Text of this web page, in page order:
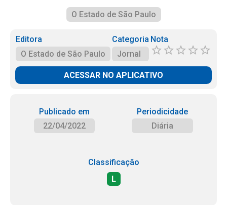
O Estado de São Paulo
Editora
O Estado de São Paulo
Categoria
Jornal
Nota
ACESSAR NO APLICATIVO
Publicado em
22/04/2022
Periodicidade
Diária
Classificação
L